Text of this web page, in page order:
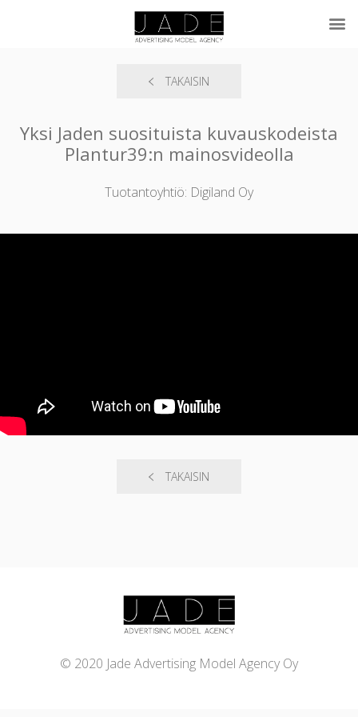
TAKAISIN
Yksi Jaden suosituista kuvauskodeista
Plantur39:n mainosvideolla
Tuotantoyhtiö: Digiland Oy
TAKAISIN
© 2020 Jade Advertising Model Agency Oy